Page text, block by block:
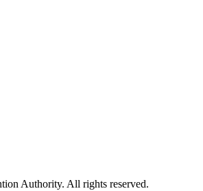
Authority. All rights reserved.